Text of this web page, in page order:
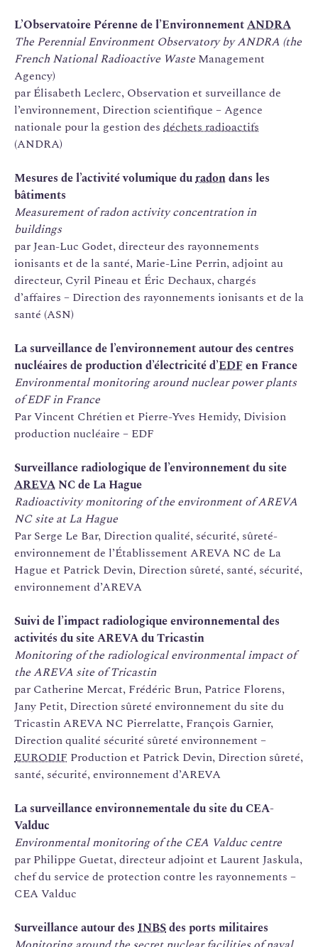
L’Observatoire Pérenne de l’EnvironnementANDRA
The Perennial Environment Observatory by ANDRA (the
French National Radioactive Waste Management
Agency)
par Élisabeth Leclerc, Observation et surveillance de
l’environnement, Direction scientifique – Agence
nationale pour la gestion des déchets radioactifs
(ANDRA)
Mesures de l’activité volumique duradondans les
bâtiments
Measurement of radon activity concentration in
buildings
par Jean-Luc Godet, directeur des rayonnements
ionisants et de la santé, Marie-Line Perrin, adjoint au
directeur, Cyril Pineau et Éric Dechaux, chargés
d’affaires – Direction des rayonnements ionisants et de la
santé (ASN)
La surveillance de l’environnement autour des centres
nucléaires de production d’électricité d’EDFen France
Environmental monitoring around nuclear power plants
of EDF in France
Par Vincent Chrétien et Pierre-Yves Hemidy, Division
production nucléaire – EDF
Surveillance radiologique de l’environnement du site
AREVANC de La Hague
Radioactivity monitoring of the environment of AREVA
NC site at La Hague
Par Serge Le Bar, Direction qualité, sécurité, sûreté-
environnement de l’Établissement AREVA NC de La
Hague et Patrick Devin, Direction sûreté, santé, sécurité,
environnement d’AREVA
Suivi de l’impact radiologique environnemental des
activités du site AREVA du Tricastin
Monitoring of the radiological environmental impact of
the AREVA site of Tricastin
par Catherine Mercat, Frédéric Brun, Patrice Florens,
Jany Petit, Direction sûreté environnement du site du
Tricastin AREVA NC Pierrelatte, François Garnier,
Direction qualité sécurité sûreté environnement –
EURODIF Production et Patrick Devin, Direction sûreté,
santé, sécurité, environnement d’AREVA
La surveillance environnementale du site du CEA-
Valduc
Environmental monitoring of the CEA Valduc centre
par Philippe Guetat, directeur adjoint et Laurent Jaskula,
chef du service de protection contre les rayonnements –
CEA Valduc
Surveillance autour des INBSdes ports militaires